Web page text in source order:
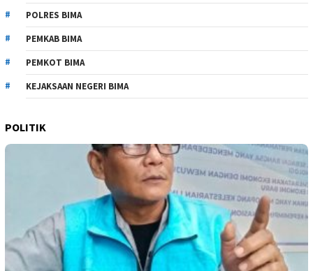
POLRES BIMA
PEMKAB BIMA
PEMKOT BIMA
KEJAKSAAN NEGERI BIMA
POLITIK